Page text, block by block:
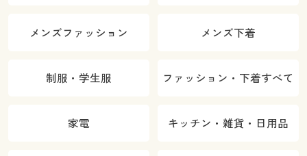
メンズファッション メンズ下着
制服・学生服 ファッション・下着すべて
家電 キッチン・雑貨・日用品